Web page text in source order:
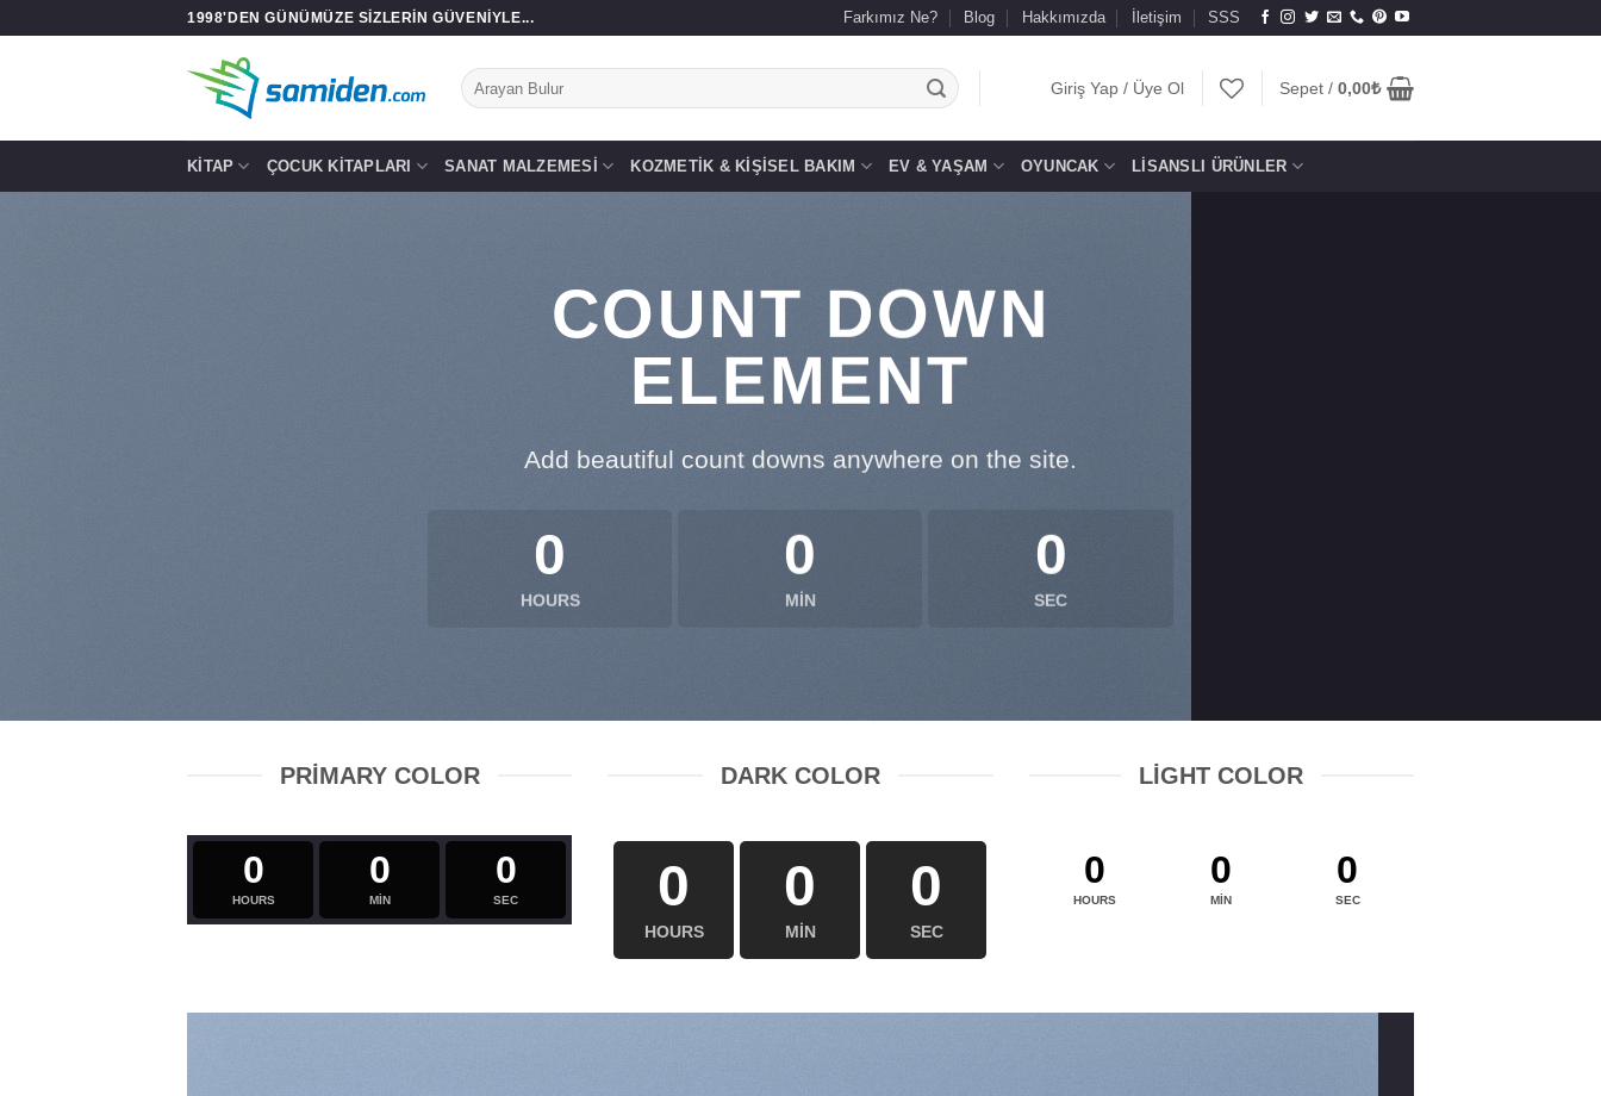
1998'DEN GÜNÜMÜZE SIZLERIN GÜVENIYLE... Farkımız Ne? Blog Hakkımızda İletişim SSS
Ara:
Giriş Yap / Üye Ol Sepet / 0,00₺
KITAP ÇOCUK KITAPLARI SANAT MALZEMESI KOZMETIK & KIŞISEL BAKIM EV & YAŞAM OYUNCAK LISANSLI ÜRÜNLER
COUNT DOWN
ELEMENT
Add beautiful count downs anywhere on the site.
0
HOURS
0
MIN
0
SEC
PRIMARY COLOR
0
HOURS
0
MIN
0
SEC
DARK COLOR
0
HOURS
0
MIN
0
SEC
LIGHT COLOR
0
HOURS
0
MIN
0
SEC